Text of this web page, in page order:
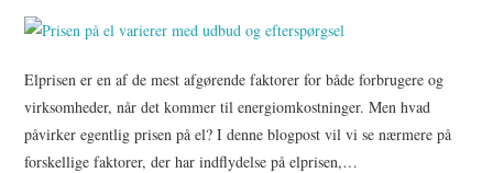
Elprisen er en af de mest afgørende faktorer for både forbrugere og
virksomheder, når det kommer til energiomkostninger. Men hvad
påvirker egentlig prisen på el? I denne blogpost vil vi se nærmere på
forskellige faktorer, der har indflydelse på elprisen,…